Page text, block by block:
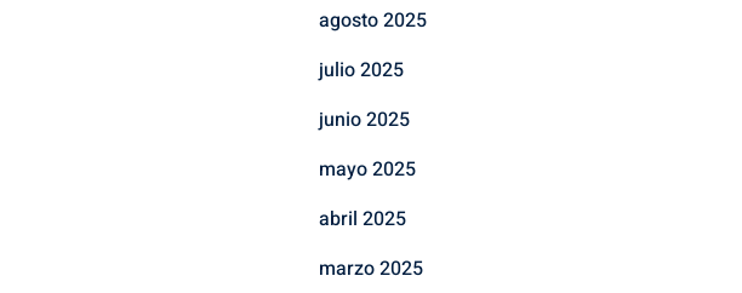
agosto 2025
julio 2025
junio 2025
mayo 2025
abril 2025
marzo 2025